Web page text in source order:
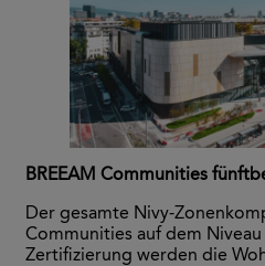
BREEAM Communities
Der gesamte Nivy-
Communities auf dem
Zertifizierung werden die